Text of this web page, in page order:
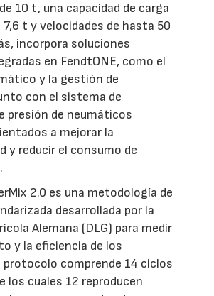
10 t, una capacidad de carga
t y velocidades de hasta 50
incorpora soluciones
en FendtONE, como el
y la gestión de
con el sistema de
presión de neumáticos
a mejorar la
y reducir el consumo de
2.0 es una metodología de
desarrollada por la
Alemana (DLG) para medir
y la eficiencia de los
comprende 14 ciclos
los cuales 12 reproducen